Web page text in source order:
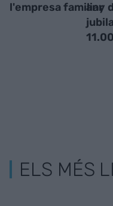
l'empresa familiar
any
ELS MÉS